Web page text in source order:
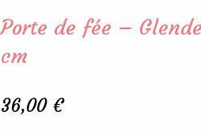
Porte de fée –
cm
36,00 €